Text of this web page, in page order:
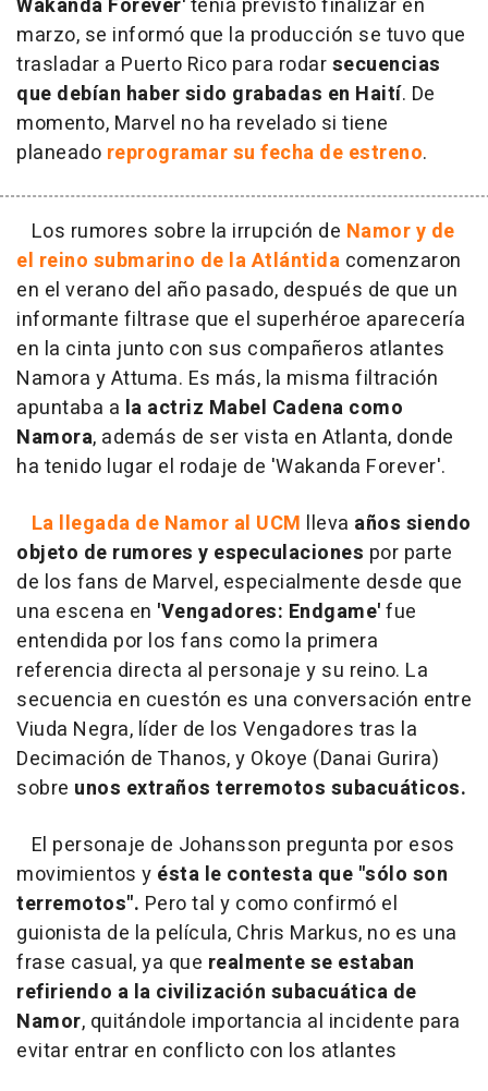
marzo, se informó que la producción se tuvo que
trasladar a Puerto Rico para rodarsecuencias
que debían haber sido grabadas en Haití. De
momento, Marvel no ha revelado si tiene
planeado reprogramar su fecha de estreno.
Los rumores sobre la irrupción de Namor y de
el reino submarino de la Atlántida comenzaron
en el verano del año pasado, después de que un
informante filtrase que el superhéroe aparecería
en la cinta junto con sus compañeros atlantes
Namora y Attuma. Es más, la misma filtración
apuntaba a la actriz Mabel Cadena como
Namora, además de ser vista en Atlanta, donde
ha tenido lugar el rodaje de 'Wakanda Forever'.
La llegada de Namor al UCM lleva años siendo
objeto de rumores y especulaciones por parte
de los fans de Marvel, especialmente desde que
una escena en 'Vengadores: Endgame'fue
entendida por los fans como la primera
referencia directa al personaje y su reino. La
secuencia en cuestón es una conversación entre
Viuda Negra, líder de los Vengadores tras la
Decimación de Thanos, y Okoye (Danai Gurira)
sobre unos extraños terremotos subacuáticos.
El personaje de Johansson pregunta por esos
movimientos y ésta le contesta que "sólo son
terremotos". Pero tal y como confirmó el
guionista de la película, Chris Markus, no es una
frase casual, ya que realmente se estaban
refiriendo a la civilización subacuática de
Namor, quitándole importancia al incidente para
evitar entrar en conflicto con los atlantes